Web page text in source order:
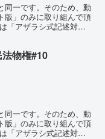
同一です。そのため、動
版」のみに取り組んで頂
「アザラシ式記述対策
物権#10
同一です。そのため、動
版」のみに取り組んで頂
「アザラシ式記述対策